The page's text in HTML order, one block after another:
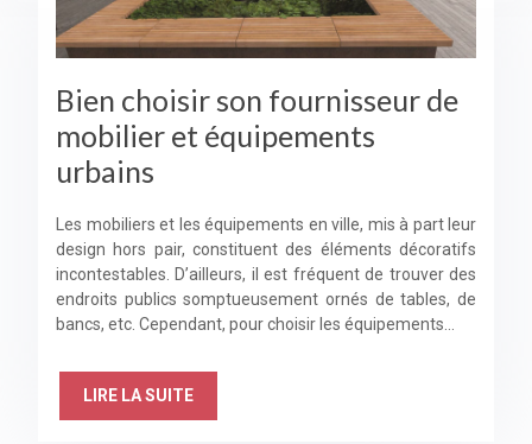
Bien choisir son fournisseur de
mobilier et équipements
urbains
Les mobiliers et les équipements en ville, mis à part leur
design hors pair, constituent des éléments décoratifs
incontestables. D’ailleurs, il est fréquent de trouver des
endroits publics somptueusement ornés de tables, de
bancs, etc. Cependant, pour choisir les équipements…
LIRE LA SUITE